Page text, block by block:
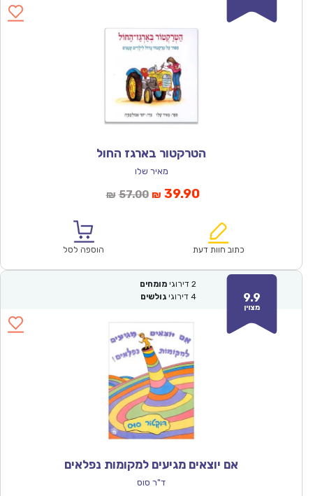
הטרקטור בארגז החול
מאיר שלו
₪ 57.00המחיר
₪57.00.
₪ 39.90המחיר
הוא:
כתוב חוות דעת הוספה לסל
9.9
מצוין
2 דירוגי מומחים
4 דירוגי גולשים
אם יוצאים מגיעים למקומות נפלאים
ד"ר סוס